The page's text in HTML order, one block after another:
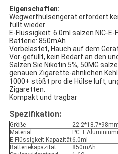
Eigenschaften:
Wegwerfhülsengerät erfordert
füllt wieder
E-Flüssigkeit: 6.0ml salzen NIC-
Batterie: 850mAh
Vorbelastet, Hauch auf dem
Vor-gefüllt, kein Bedarf an den
Salzen Sie Nikotin 5%, 50MG
genauen Zigarette-ähnlichen
1000+ stößt pro die Hülse luft,
Zigaretten.
Kompakt und tragbar
Spezifikation:
Größe
Material
PC +
E-Flüssigkeit Kapazität6.0ml
Batteriekapazität
850mAh